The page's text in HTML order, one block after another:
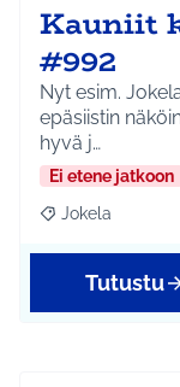
Kauniit
#992
Nyt esim.
epäsiistin
hyvä j…
Ei etene jatkoon
Rajaa tulokset
Jokela
Tutustu